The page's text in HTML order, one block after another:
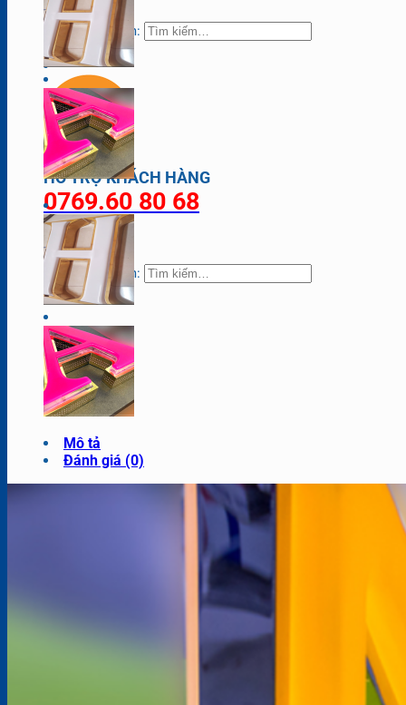
Tìm kiếm:
HỖ TRỢ KHÁCH HÀNG
0769.60 80 68
Tìm kiếm:
Mô tả
Đánh giá (0)